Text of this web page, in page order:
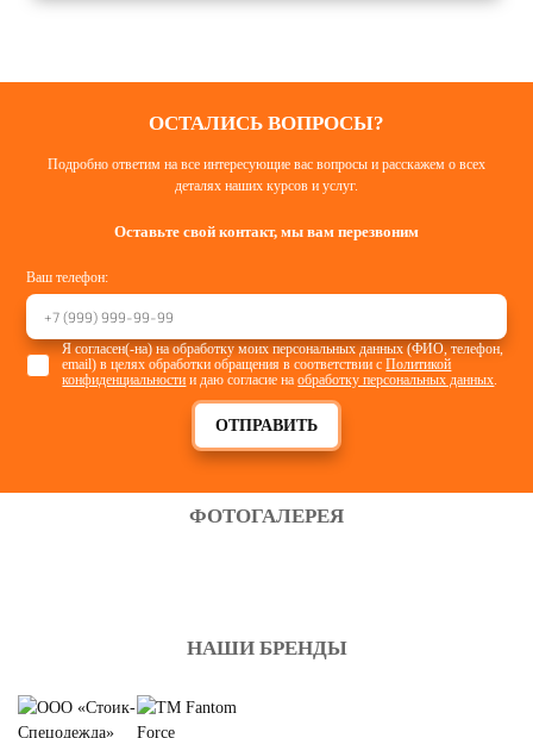
ОСТАЛИСЬ ВОПРОСЫ?
Подробно ответим на все интересующие вас вопросы и расскажем о всех
деталях наших курсов и услуг.
Оставьте свой контакт, мы вам перезвоним
Ваш телефон:
ОТПРАВИТЬ
Я согласен(-на) на обработку моих персональных данных (ФИО, телефон,
email) в целях обработки обращения в соответствии сПолитикой
конфиденциальности и даю согласие наобработку персональных данных.
ФОТОГАЛЕРЕЯ
НАШИ БРЕНДЫ